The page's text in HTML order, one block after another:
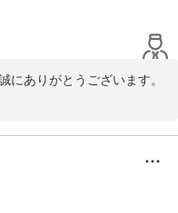
ホテル
楽しみです。
。
るので残念ですが、また機会
にありがとうございます。
愛顧いただき心より感謝
時間を楽しみにしてくださ
しく拝読いたしました。
お気に召していただけたご